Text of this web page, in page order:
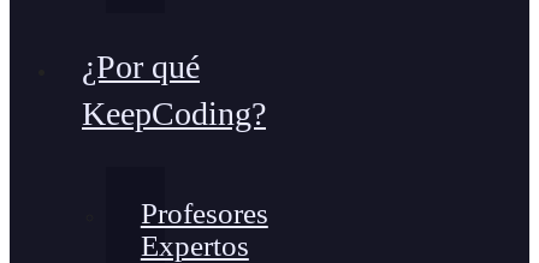
¿Por qué
KeepCoding?
Profesores
Expertos